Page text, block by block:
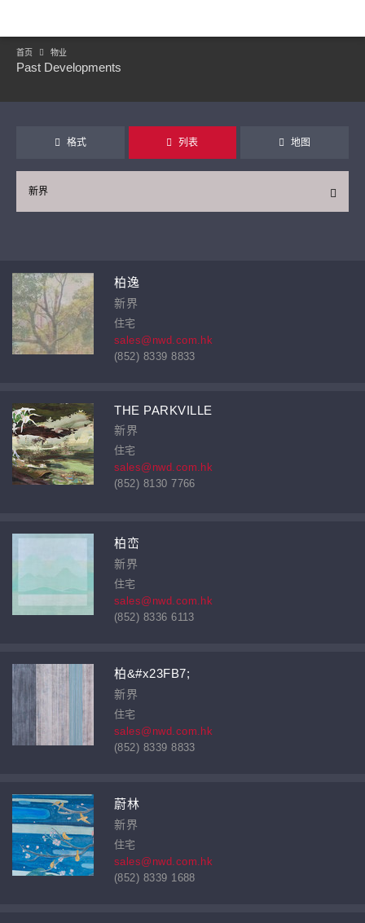
首页 物业
Past Developments
格式 列表 地图
新界
柏逸
新界
住宅
sales@nwd.com.hk
(852) 8339 8833
THE PARKVILLE
新界
住宅
sales@nwd.com.hk
(852) 8130 7766
柏峦
新界
住宅
sales@nwd.com.hk
(852) 8336 6113
柏&#x23FB7;
新界
住宅
sales@nwd.com.hk
(852) 8339 8833
蔚林
新界
住宅
sales@nwd.com.hk
(852) 8339 1688